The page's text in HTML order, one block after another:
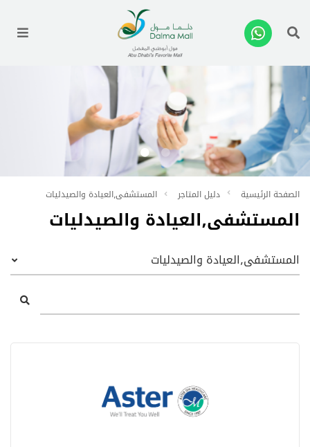
الصفحة الرئيسية دليل المتاجر المستشفى٫العيادة والصيدليات
المستشفى٫العيادة والصيدليات